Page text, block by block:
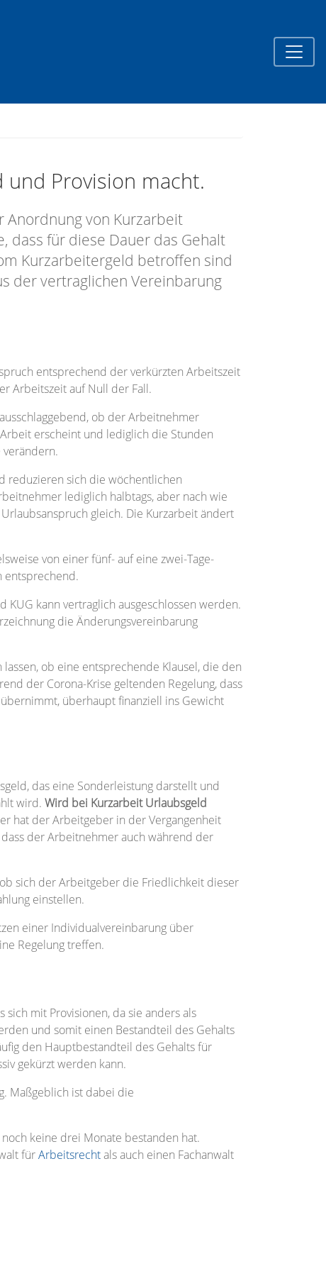
und Provision macht.
Anordnung von Kurzarbeit
dass für diese Dauer das Gehalt
Kurzarbeitergeld betroffen sind
der vertraglichen Vereinbarung
entsprechend der verkürzten Arbeitszeit
Arbeitszeit auf Null der Fall.
ob der Arbeitnehmer
erscheint und lediglich die Stunden
reduzieren sich die wöchentlichen
lediglich halbtags, aber nach wie
gleich. Die Kurzarbeit ändert
von einer fünf- auf eine zwei-Tage-
entsprechend.
kann vertraglich ausgeschlossen werden.
die Änderungsvereinbarung
ob eine entsprechende Klausel, die den
der Corona-Krise geltenden Regelung, dass
überhaupt finanziell ins Gewicht
das eine Sonderleistung darstellt und
wird. Wird bei Kurzarbeit Urlaubsgeld
hat der Arbeitgeber in der Vergangenheit
der Arbeitnehmer auch während der
sich der Arbeitgeber die Friedlichkeit dieser
einstellen.
einer Individualvereinbarung über
Regelung treffen.
sich mit Provisionen, da sie anders als
und somit einen Bestandteil des Gehalts
den Hauptbestandteil des Gehalts für
gekürzt werden kann.
Maßgeblich ist dabei die
keine drei Monate bestanden hat.
fürArbeitsrechtals auch einen Fachanwalt